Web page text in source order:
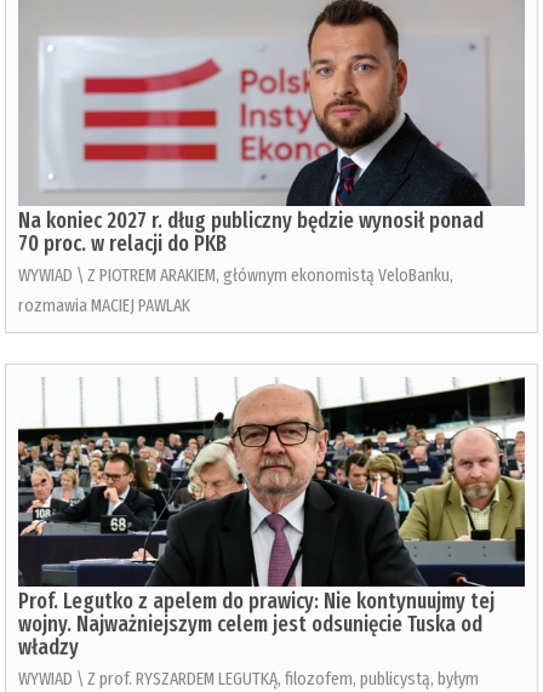
Na koniec 2027 r. dług publiczny będzie wynosił ponad
70 proc. w relacji do PKB
WYWIAD \ Z PIOTREM ARAKIEM, głównym ekonomistą VeloBanku,
rozmawia MACIEJ PAWLAK
Prof. Legutko z apelem do prawicy: Nie kontynuujmy tej
wojny. Najważniejszym celem jest odsunięcie Tuska od
władzy
WYWIAD \ Z prof. RYSZARDEM LEGUTKĄ, filozofem, publicystą, byłym